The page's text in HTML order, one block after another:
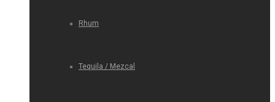
Rhum
Tequila / Mezcal